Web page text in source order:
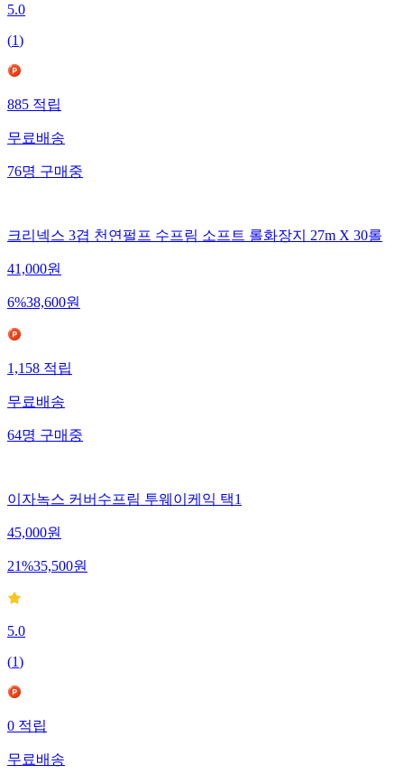
5.0
(1)
885적립
무료배송
76명구매중
크리넥스 3겹 천연펄프 수프림 소프트 롤화장지 27m X 30롤
41,000원
6%38,600원
1,158적립
무료배송
64명구매중
이자녹스 커버수프림 투웨이케익 택1
45,000원
21%35,500원
5.0
(1)
0적립
무료배송